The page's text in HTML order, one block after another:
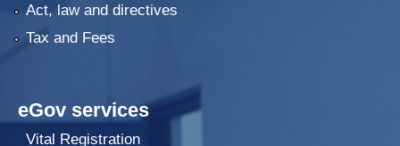
Act, law and directives
Tax and Fees
eGov services
Vital Registration